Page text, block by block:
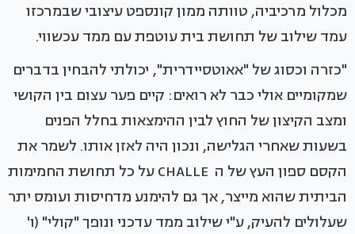
מכלול מרכיביה, טוותה ממון קונספט עיצובי שבמרכזו
עמד שילוב של תחושת בית עוטפת עם ממד עכשווי.
"כזרה וכסוג של "אאוטסיידרית", יכולתי להבחין בדברים
שמקומיים אולי כבר לא רואים: קיים פער עצום בין הקושי
ומצב הקיצון של החוץ לבין ההימצאות בחלל הפנים
בשעות שאחרי הגלישה, ונכון היה לאזן אותו. לשמר את
הקסם ספון העץ של ה CHALLE על כל תחושת החמימות
הביתית שהוא מייצר, אך גם להימנע מדחיסות ועומס יתר
שעלולים להעיק, ע"י שילוב ממד עדכני ונופך "קולי" (ו'